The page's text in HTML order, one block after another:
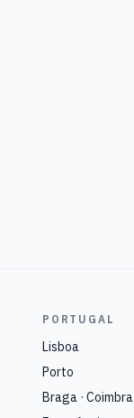
PORTUGAL
Lisboa
Porto
Braga · Coimbra